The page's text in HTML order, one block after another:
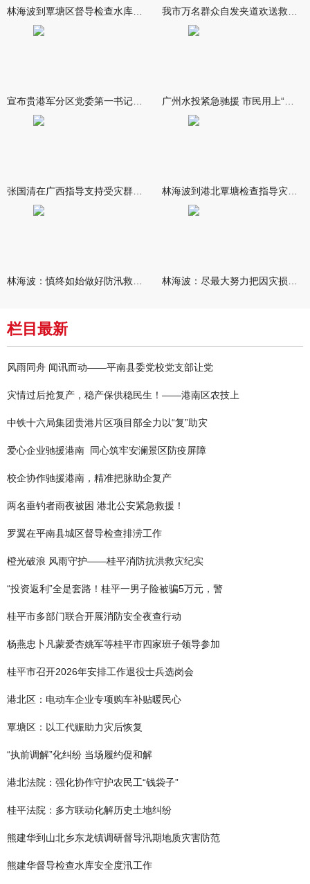
栏目最新
风雨同舟 闻讯而动——平南县委党校党支部让党
灾情过后抢复产，稳产保供稳民生！——港南区农技上
中铁十六局集团贵港片区项目部全力以“复”助灾
爱心企业驰援港南 同心筑牢安澜景区防疫屏障
校企协作驰援港南，精准把脉助企复产
两名垂钓者雨夜被困 港北公安紧急救援！
罗翼在平南县城区督导检查排涝工作
橙光破浪 风雨守护——桂平消防抗洪救灾纪实
“投资返利”全是套路！桂平一男子险被骗5万元，警
桂平市多部门联合开展消防安全夜查行动
杨燕忠卜凡蒙爱杏姚军等桂平市四家班子领导参加
桂平市召开2026年安排工作退役士兵选岗会
港北区：电动车企业专项购车补贴暖民心
覃塘区：以工代赈助力灾后恢复
“执前调解”化纠纷 当场履约促和解
港北法院：强化协作守护农民工“钱袋子”
桂平法院：多方联动化解历史土地纠纷
熊建华到山北乡东龙镇调研督导汛期地质灾害防范
熊建华督导检查水库安全度汛工作